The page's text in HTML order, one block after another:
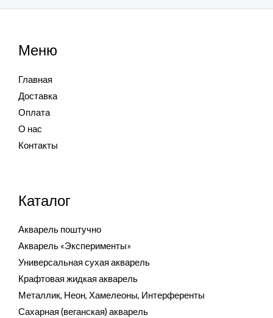
Меню
Главная
Доставка
Оплата
О нас
Контакты
Каталог
Акварель поштучно
Акварель «Эксперименты»
Универсальная сухая акварель
Крафтовая жидкая акварель
Металлик, Неон, Хамелеоны, Интерференты
Сахарная (веганская) акварель